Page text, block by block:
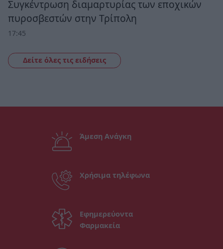
Συγκέντρωση διαμαρτυρίας των εποχικών
πυροσβεστών στην Τρίπολη
17:45
Δείτε όλες τις ειδήσεις
Άμεση Ανάγκη
Χρήσιμα τηλέφωνα
Εφημερεύοντα
Φαρμακεία